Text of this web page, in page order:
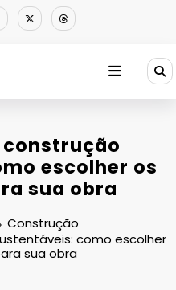
escolher os
sua obra
Construção
como escolher
sua obra